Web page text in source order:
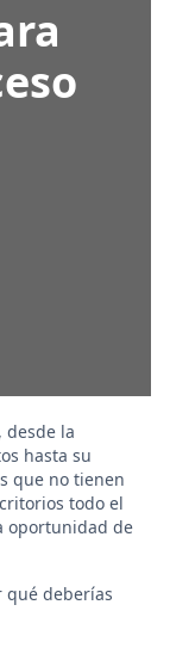
desde la
hasta su
que no tienen
todo el
oportunidad de
qué deberías